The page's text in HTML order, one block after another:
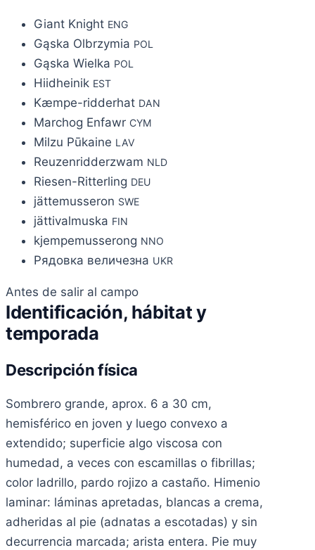
Giant Knight ENG
Gąska Olbrzymia POL
Gąska Wielka POL
Hiidheinik EST
Kæmpe-ridderhat DAN
Marchog Enfawr CYM
Milzu Pūkaine LAV
Reuzenridderzwam NLD
Riesen-Ritterling DEU
jättemusseron SWE
jättivalmuska FIN
kjempemusserong NNO
Рядовка величезна UKR
Antes de salir al campo
Identificación, hábitat y
temporada
Descripción física
Sombrero grande, aprox. 6 a 30 cm,
hemisférico en joven y luego convexo a
extendido; superficie algo viscosa con
humedad, a veces con escamillas o fibrillas;
color ladrillo, pardo rojizo a castaño. Himenio
laminar: láminas apretadas, blancas a crema,
adheridas al pie (adnatas a escotadas) y sin
decurrencia marcada; arista entera. Pie muy